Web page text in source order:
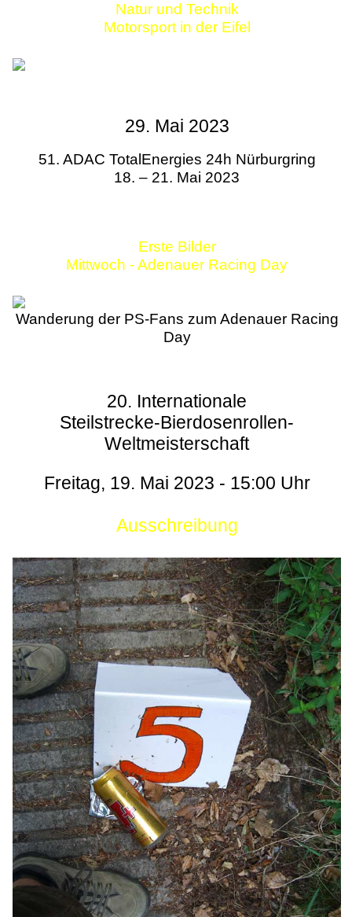
Natur und Technik
Motorsport in der Eifel
29. Mai 2023
51. ADAC TotalEnergies 24h Nürburgring
18. – 21. Mai 2023
Erste Bilder
Mittwoch - Adenauer Racing Day
Wanderung der PS-Fans zum Adenauer Racing
Day
20. Internationale
Steilstrecke-Bierdosenrollen-
Weltmeisterschaft
Freitag, 19. Mai 2023 - 15:00 Uhr
Ausschreibung